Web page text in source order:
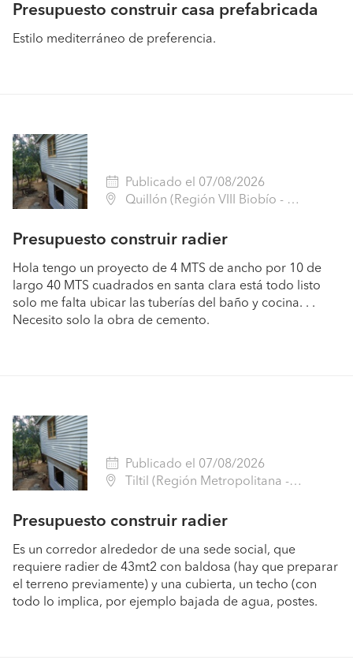
Presupuesto construir casa prefabricada
Estilo mediterráneo de preferencia.
Publicado el 07/08/2026
Quillón (Región VIII Biobío - Ñuble)
Presupuesto construir radier
Hola tengo un proyecto de 4 MTS de ancho por 10 de
largo 40 MTS cuadrados en santa clara está todo listo
solo me falta ubicar las tuberías del baño y cocina. . .
Necesito solo la obra de cemento.
Publicado el 07/08/2026
Tiltil (Región Metropolitana - Chacabuco)
Presupuesto construir radier
Es un corredor alrededor de una sede social, que
requiere radier de 43mt2 con baldosa (hay que preparar
el terreno previamente) y una cubierta, un techo (con
todo lo implica, por ejemplo bajada de agua, postes.